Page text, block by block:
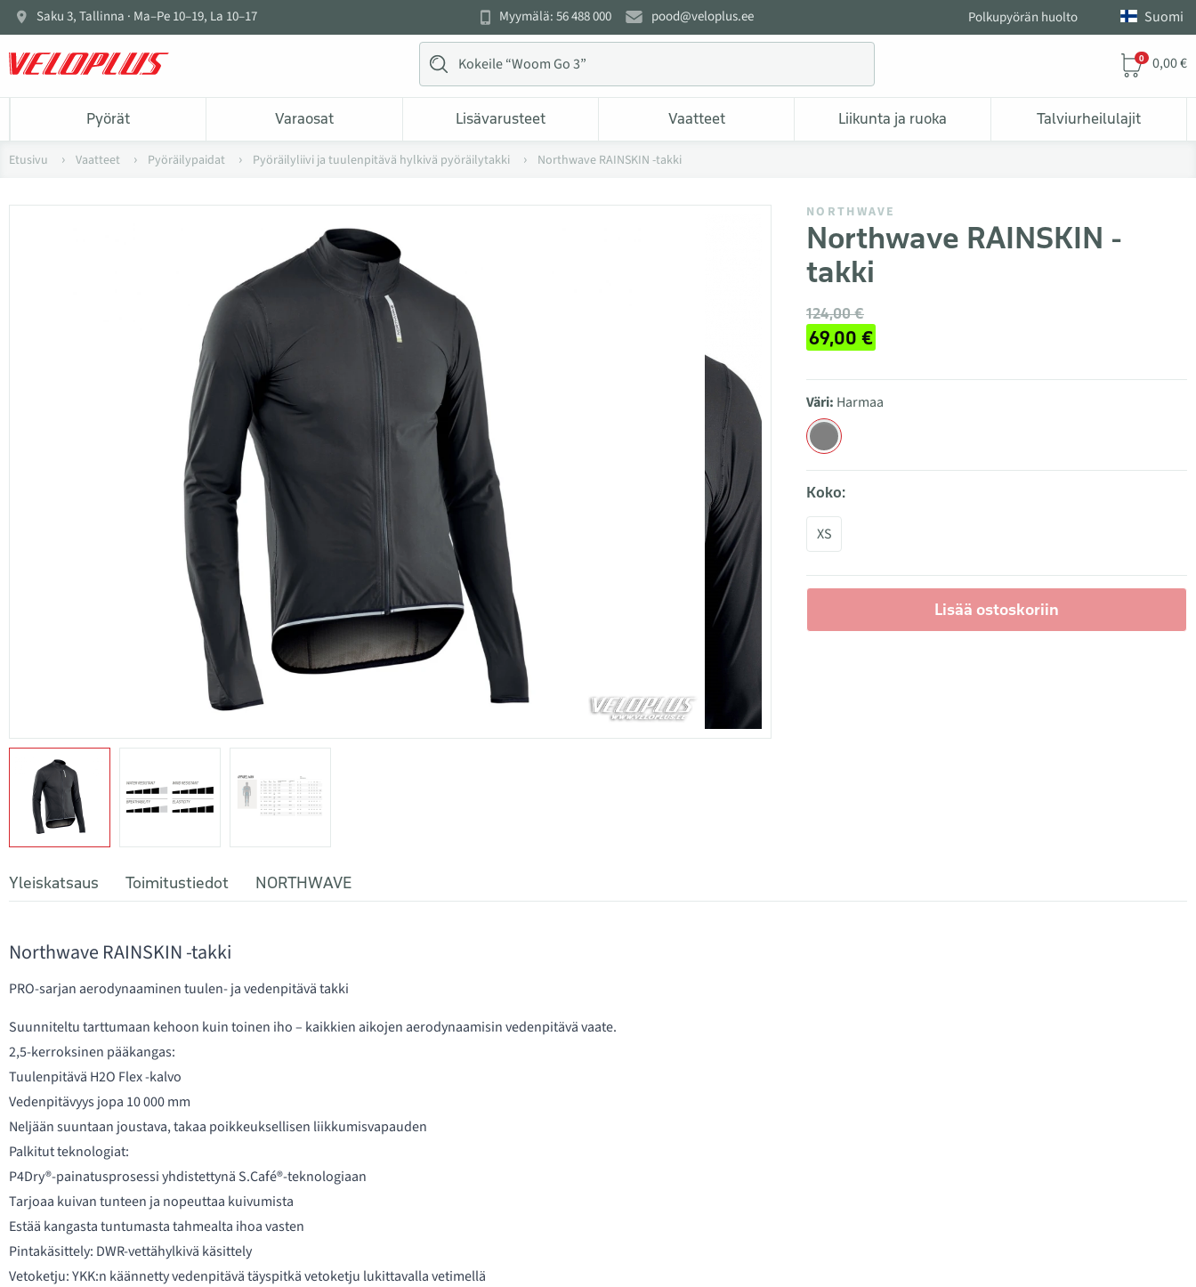
Saku 3, Tallinna · Ma–Pe 10–19, La 10–17 Myymälä: 56 488 000 pood@veloplus.ee Polkupyörän huolto Suomi
0 0,00 €
Pyörät Varaosat Lisävarusteet Vaatteet Liikunta ja ruoka Talviurheilulajit
Etusivu Vaatteet Pyöräilypaidat Pyöräilyliivi ja tuulenpitävä hylkivä pyöräilytakki Northwave RAINSKIN -takki
NORTHWAVE
Northwave RAINSKIN -
takki
124,00 €
69,00 €
Väri: Harmaa
Koko:
XS
Lisää ostoskoriin
Yleiskatsaus Toimitustiedot NORTHWAVE
Northwave RAINSKIN -takki
PRO-sarjan aerodynaaminen tuulen- ja vedenpitävä takki
Suunniteltu tarttumaan kehoon kuin toinen iho – kaikkien aikojen aerodynaamisin vedenpitävä vaate.
2,5-kerroksinen pääkangas:
Tuulenpitävä H2O Flex -kalvo
Vedenpitävyys jopa 10 000 mm
Neljään suuntaan joustava, takaa poikkeuksellisen liikkumisvapauden
Palkitut teknologiat:
P4Dry®-painatusprosessi yhdistettynä S.Café®-teknologiaan
Tarjoaa kuivan tunteen ja nopeuttaa kuivumista
Estää kangasta tuntumasta tahmealta ihoa vasten
Pintakäsittely: DWR-vettähylkivä käsittely
Vetoketju: YKK:n käännetty vedenpitävä täyspitkä vetoketju lukittavalla vetimellä